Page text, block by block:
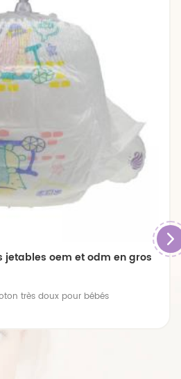
jetables oem et odm en gros
très doux pour bébés